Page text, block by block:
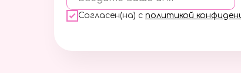
Согласен(на) с политикой